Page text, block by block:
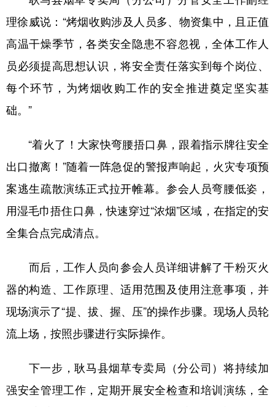
理徐威说：“烤烟收购涉及人员多、物资集中，且正值
高温干燥季节，各类安全隐患不容忽视，全体工作人
员必须提高思想认识，将安全责任落实到每个岗位、
每个环节，为烤烟收购工作的安全推进奠定坚实基
础。”
“着火了！大家快弯腰捂口鼻，跟着指示牌往安全
出口撤离！”随着一阵急促的警报声响起，火灾专项预
案逃生疏散演练正式拉开帷幕。参会人员弯腰低姿，
用湿毛巾捂住口鼻，快速穿过“浓烟”区域，在指定的安
全集合点完成清点。
而后，工作人员向参会人员详细讲解了干粉灭火
器的构造、工作原理、适用范围及使用注意事项，并
现场演示了“提、拔、握、压”的操作步骤。现场人员轮
流上场，按照步骤进行实际操作。
下一步，耿马县烟草专卖局（分公司）将持续加
强安全管理工作，定期开展安全检查和培训演练，全